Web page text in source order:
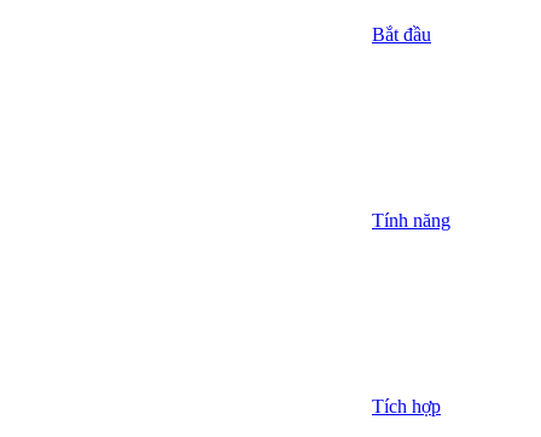
Bắt đầu
Tính năng
Tích hợp